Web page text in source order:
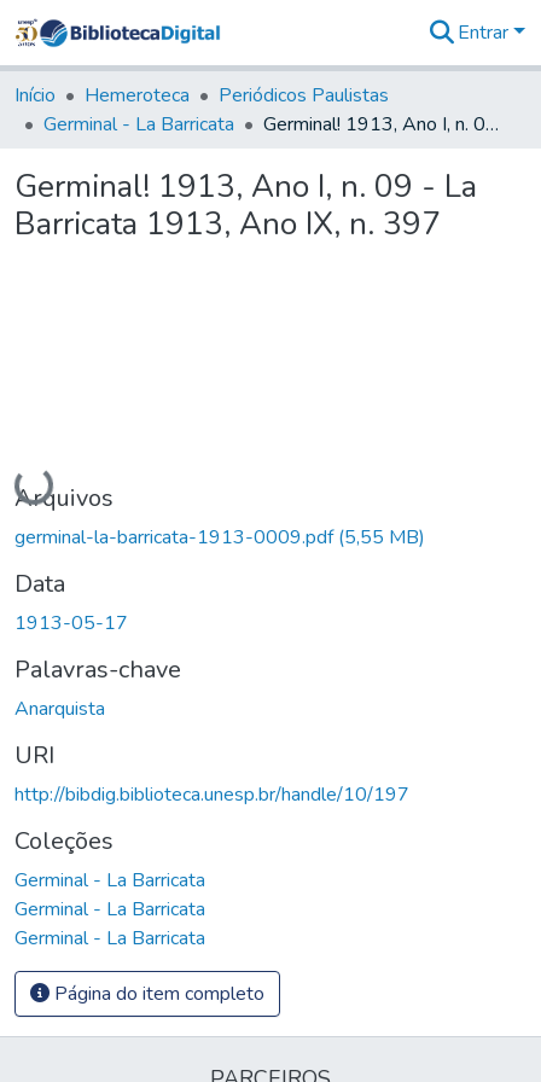
&
Coleções
Tudo na
Digital
Estatísticas
Entrar
Início Hemeroteca
Periódicos Paulistas
Germinal - La Barricata
Germinal! 1913, Ano I, n. 09 - La Barricata 1913, Ano IX, n. 397
Germinal! 1913, Ano I, n. 09 - La
Barricata 1913, Ano IX, n. 397
Carregando...
Arquivos
germinal-la-barricata-1913-0009.pdf(5,55 MB)
Data
1913-05-17
Palavras-chave
Anarquista
URI
http://bibdig.biblioteca.unesp.br/handle/10/197
Coleções
Germinal - La Barricata
Germinal - La Barricata
Germinal - La Barricata
Página do item completo